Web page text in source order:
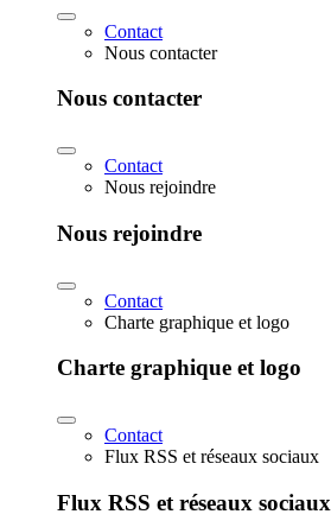
Contact
Nous contacter
Nous contacter
Contact
Nous rejoindre
Nous rejoindre
Contact
Charte graphique et logo
Charte graphique et logo
Contact
Flux RSS et réseaux sociaux
Flux RSS et réseaux sociaux